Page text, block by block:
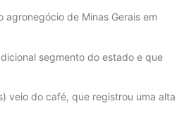
de Minas Gerais em
segmento do estado e que
veio do café, que registrou uma alta